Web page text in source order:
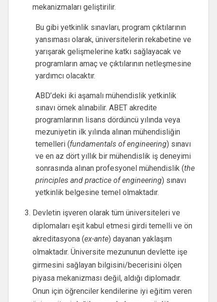
mekanizmaları geliştirilir.
Bu gibi yetkinlik sınavları, program çıktılarının
yansıması olarak, üniversitelerin rekabetine ve
yarışarak gelişmelerine katkı sağlayacak ve
programların amaç ve çıktılarının netleşmesine
yardımcı olacaktır.
ABD’deki iki aşamalı mühendislik yetkinlik
sınavı örnek alınabilir. ABET akredite
programlarının lisans dördüncü yılında veya
mezuniyetin ilk yılında alınan mühendisliğin
temelleri (fundamentals of engineering) sınavı
ve en az dört yıllık bir mühendislik iş deneyimi
sonrasında alınan profesyonel mühendislik (the
principles and practice of engineering) sınavı
yetkinlik belgesine temel olmaktadır.
Devletin işveren olarak tüm üniversiteleri ve
diplomaları eşit kabul etmesi girdi temelli ve ön
akreditasyona (ex-ante) dayanan yaklaşım
olmaktadır. Üniversite mezununun devlette işe
girmesini sağlayan bilgisini/becerisini ölçen
piyasa mekanizması değil, aldığı diplomadır.
Onun için öğrenciler kendilerine iyi eğitim veren